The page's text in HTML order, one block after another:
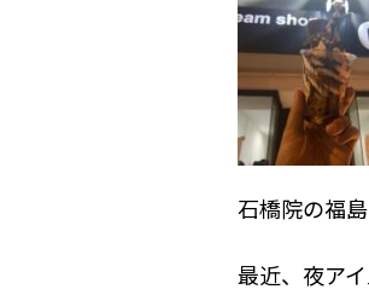
石橋院の福島
最近、夜ア